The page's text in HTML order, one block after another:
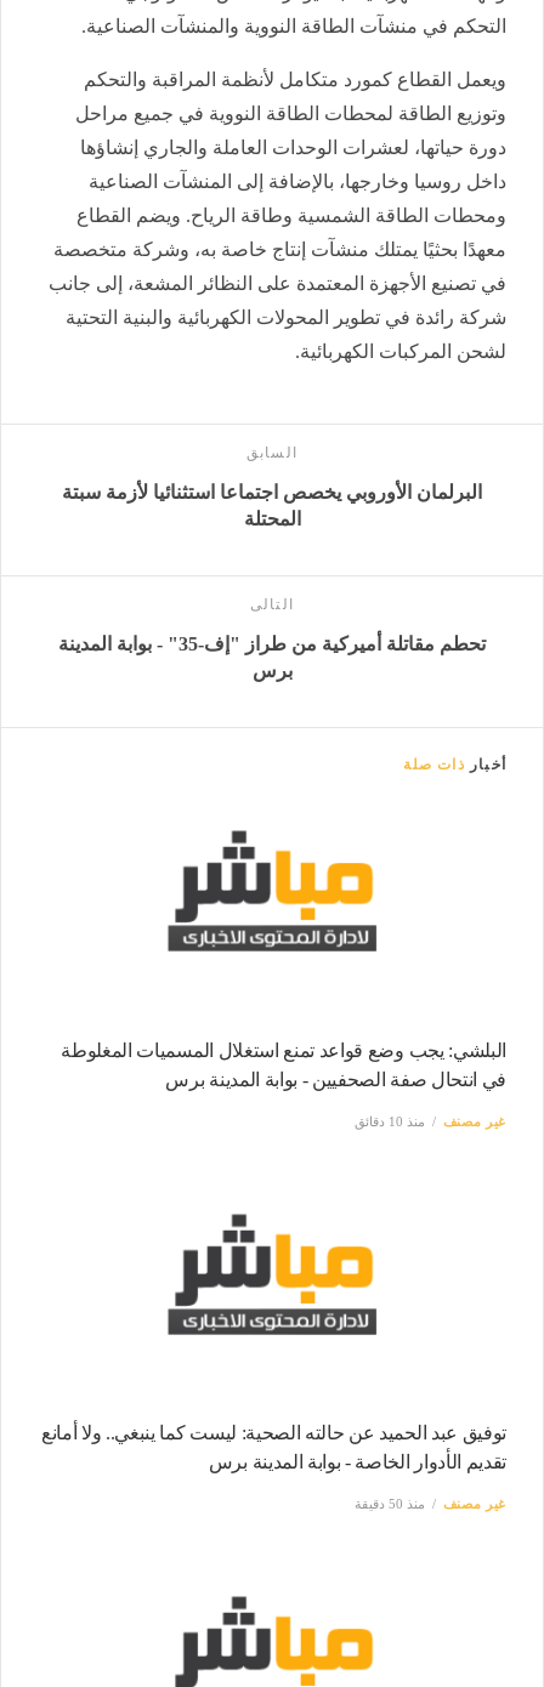
التحكم في منشآت الطاقة النووية والمنشآت الصناعية.
ويعمل القطاع كمورد متكامل لأنظمة المراقبة والتحكم
وتوزيع الطاقة لمحطات الطاقة النووية في جميع مراحل
دورة حياتها، لعشرات الوحدات العاملة والجاري إنشاؤها
داخل روسيا وخارجها، بالإضافة إلى المنشآت الصناعية
ومحطات الطاقة الشمسية وطاقة الرياح. ويضم القطاع
معهدًا بحثيًا يمتلك منشآت إنتاج خاصة به، وشركة متخصصة
في تصنيع الأجهزة المعتمدة على النظائر المشعة، إلى جانب
شركة رائدة في تطوير المحولات الكهربائية والبنية التحتية
لشحن المركبات الكهربائية.
السابق
البرلمان الأوروبي يخصص اجتماعا استثنائيا لأزمة سبتة
المحتلة
التالى
تحطم مقاتلة أميركية من طراز "إف-35" - بوابة المدينة
برس
أخبار ذات صلة
البلشي: يجب وضع قواعد تمنع استغلال المسميات المغلوطة
في انتحال صفة الصحفيين - بوابة المدينة برس
غير مصنف منذ 10 دقائق
توفيق عبد الحميد عن حالته الصحية: ليست كما ينبغي.. ولا أمانع
تقديم الأدوار الخاصة - بوابة المدينة برس
غير مصنف منذ 50 دقيقة